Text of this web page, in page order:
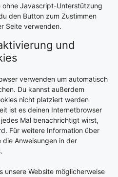
ohne Javascript-Unterstützung
den Button zum Zustimmen
Seite verwenden.
und
verwenden um automatisch
Du kannst außerdem
nicht platziert werden
ist es deinen Internetbrowser
Mal benachrichtigt wirst,
Für weitere Information über
Anweisungen in der
unsere Website möglicherweise